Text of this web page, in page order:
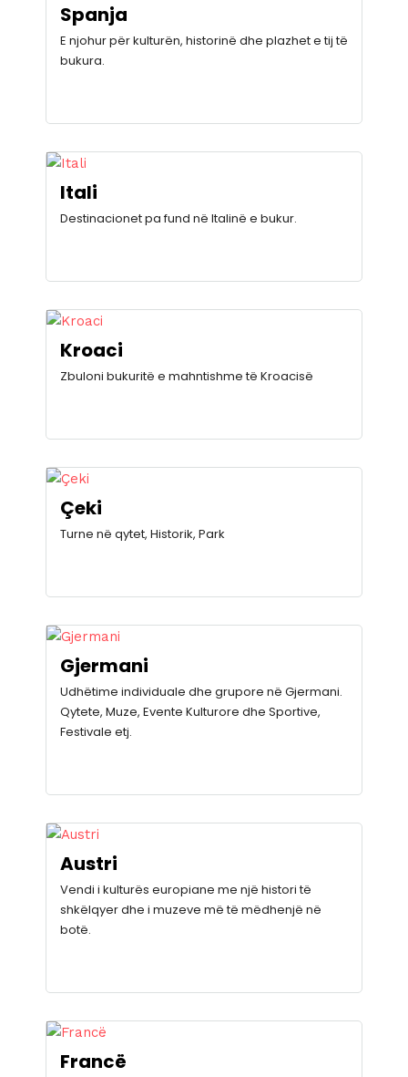
Spanja
E njohur për kulturën, historinë dhe plazhet e tij të
bukura.
Itali
Destinacionet pa fund në Italinë e bukur.
Kroaci
Zbuloni bukuritë e mahntishme të Kroacisë
Çeki
Turne në qytet, Historik, Park
Gjermani
Udhëtime individuale dhe grupore në Gjermani.
Qytete, Muze, Evente Kulturore dhe Sportive,
Festivale etj.
Austri
Vendi i kulturës europiane me një histori të
shkëlqyer dhe i muzeve më të mëdhenjë në
botë.
Francë